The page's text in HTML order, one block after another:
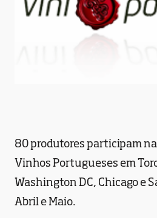
80 produtores participam
Vinhos Portugueses em
Washington DC, Chicago e
Abril e Maio.